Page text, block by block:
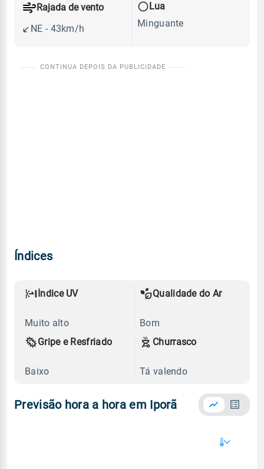
Rajada de vento
NE - 43km/h
Lua
Minguante
Índices
Índice UV
Muito alto
Qualidade do Ar
Bom
Gripe e Resfriado
Baixo
Churrasco
Tá valendo
Previsão hora a hora em Iporã